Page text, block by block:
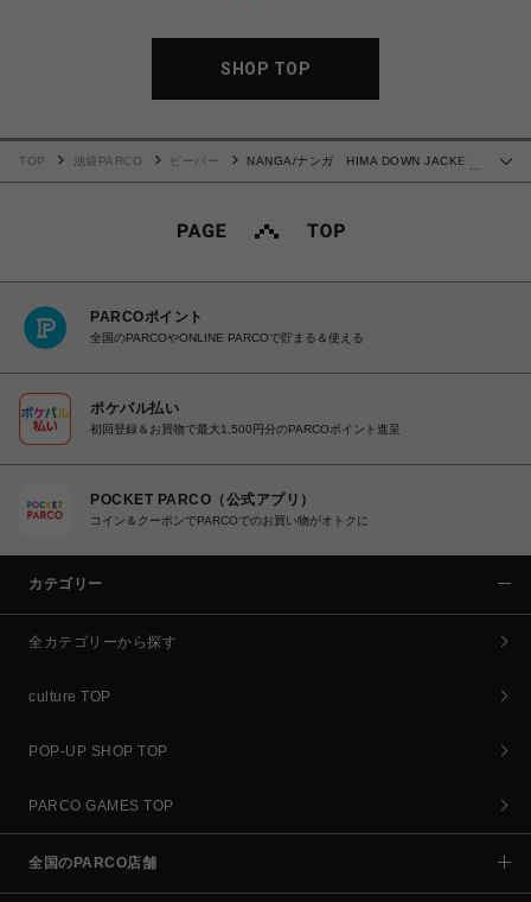
SHOP TOP
TOP 池袋PARCO ビーバー
NANGA/ナンガ HIMA DOWN JACKET/
PARCOポイント
全国のPARCOやONLINE PARCOで貯まる＆使える
ポケパル払い
初回登録＆お買物で最大1,500円分のPARCOポイント進呈
POCKET PARCO（公式アプリ）
コイン＆クーポンでPARCOでのお買い物がオトクに
カテゴリー
全カテゴリーから探す
culture TOP
POP-UP SHOP TOP
PARCO GAMES TOP
全国のPARCO店舗